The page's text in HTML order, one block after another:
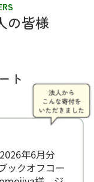
の皆様
ト
年6月分
ックオフコー